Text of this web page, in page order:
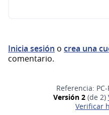
Inicia sesión o crea una
comentario.
Referencia:
Versión 2(de 2)
Verificar